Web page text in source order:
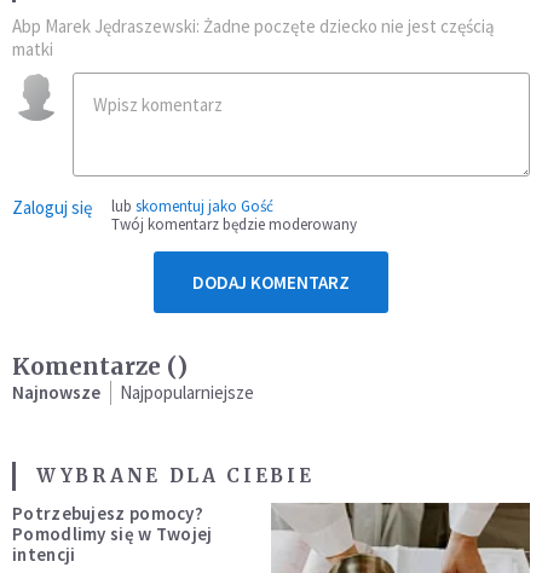
Abp Marek Jędraszewski: Żadne poczęte dziecko nie jest częścią
matki
Zaloguj się lub skomentuj jako Gość
Twój komentarz będzie moderowany
DODAJ KOMENTARZ
Komentarze ()
Najnowsze Najpopularniejsze
WYBRANE DLA CIEBIE
Potrzebujesz pomocy?
Pomodlimy się w Twojej
intencji